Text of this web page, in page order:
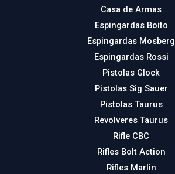
Casa de Armas
Espingardas Boito
Espingardas Mosberg
Espingardas Rossi
Pistolas Glock
Pistolas Sig Sauer
Pistolas Taurus
Revolveres Taurus
Rifle CBC
Rifles Bolt Action
Rifles Marlin